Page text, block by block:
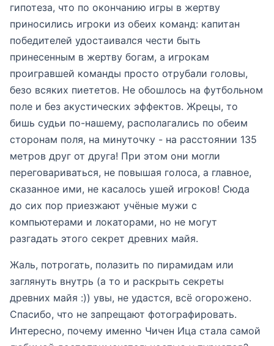
гипотеза, что по окончанию игры в жертву
приносились игроки из обеих команд: капитан
победителей удостаивался чести быть
принесенным в жертву богам, а игрокам
проигравшей команды просто отрубали головы,
безо всяких пиететов. Не обошлось на футбольном
поле и без акустических эффектов. Жрецы, то
бишь судьи по-нашему, располагались по обеим
сторонам поля, на минуточку - на расстоянии 135
метров друг от друга! При этом они могли
переговариваться, не повышая голоса, а главное,
сказанное ими, не касалось ушей игроков! Сюда
до сих пор приезжают учёные мужи с
компьютерами и локаторами, но не могут
разгадать этого секрет древних майя.
Жаль, потрогать, полазить по пирамидам или
заглянуть внутрь (а то и раскрыть секреты
древних майя :)) увы, не удастся, всё огорожено.
Спасибо, что не запрещают фотографировать.
Интересно, почему именно Чичен Ица стала самой